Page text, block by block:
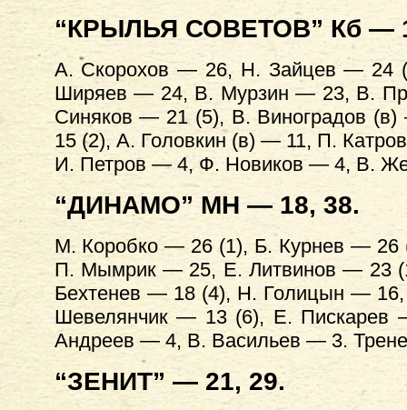
“КРЫЛЬЯ СОВЕТОВ” Кб —
А. Скорохов — 26, Н. Зайцев —
Ширяев — 24, В. Мурзин — 23, В.
Синяков — 21 (5), В. Виноградов
15 (2), А. Головкин (в) — 11, П.
И. Петров — 4, Ф. Новиков — 4, В.
“ДИНАМО” МН — 18, 38.
М. Коробко — 26 (1), Б. Курнев —
П. Мымрик — 25, Е. Литвинов — 23
Бехтенев — 18 (4), Н. Голицын —
Шевелянчик — 13 (6), Е.
Андреев — 4, В. Васильев — 3.
“ЗЕНИТ” — 21, 29.